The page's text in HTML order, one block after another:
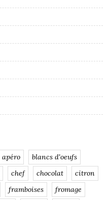
apéro
blancs d'oeufs
chef chocolat
citron
framboises
fromage